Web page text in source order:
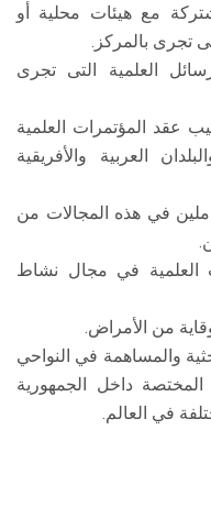
مع هيئات محلية أو
تجرى بالمركز.
العلمية التى تجرى
عقد المؤتمرات العلمية
العربية والأفريقية
في هذه المجالات من
العلمية في مجال نشاط
من الأمراض.
والمساهمة في النواحي
المختصة داخل الجمهورية
في العالم.